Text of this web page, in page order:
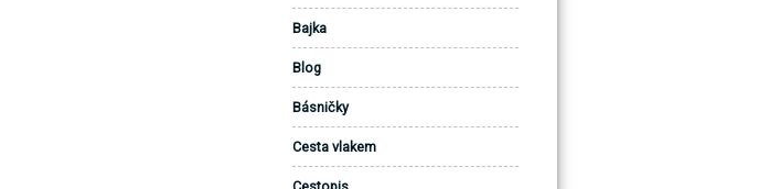
Bajka
Blog
Básničky
Cesta vlakem